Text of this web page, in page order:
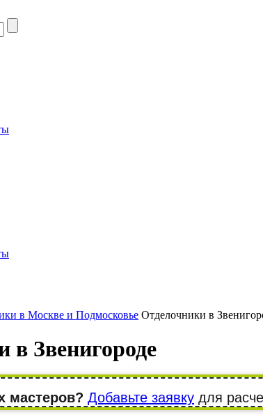
в Москве и Подмосковье Отделочники в
в Звенигороде
мастеров? Добавьте заявку для